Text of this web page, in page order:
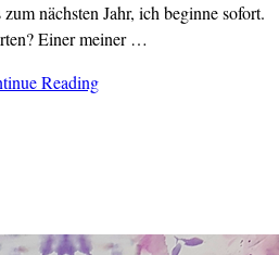
nächsten Jahr, ich beginne sofort.
Einer meiner …
Reading